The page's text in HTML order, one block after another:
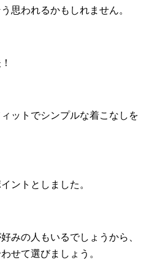
思われるかもしれません。
ットでシンプルな着こなしを
ントとしました。
みの人もいるでしょうから、
せて選びましょう。